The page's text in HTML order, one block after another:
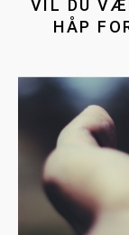
VIL DU
HÅP